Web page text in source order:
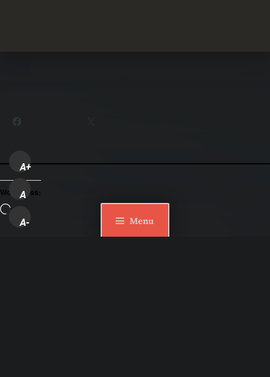
Menu
A+
A
A-
WordPress: